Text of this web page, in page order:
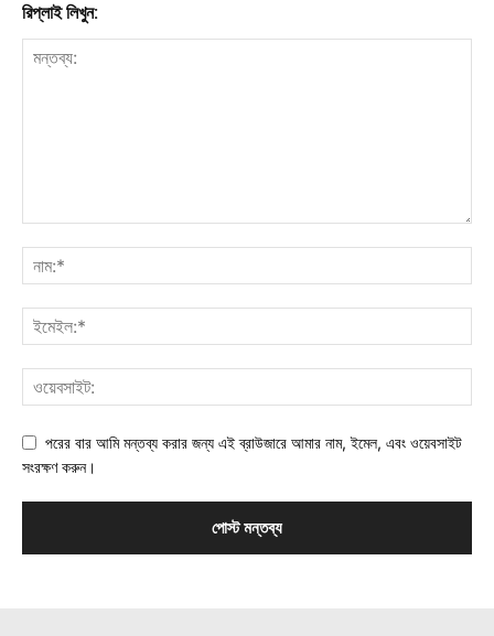
রিপ্লাই লিখুন:
পরের বার আমি মন্তব্য করার জন্য এই ব্রাউজারে আমার নাম, ইমেল, এবং ওয়েবসাইট
সংরক্ষণ করুন।